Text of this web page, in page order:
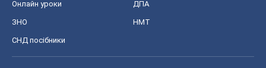
Онлайн уроки ДПА
ЗНО НМТ
СНД посібники